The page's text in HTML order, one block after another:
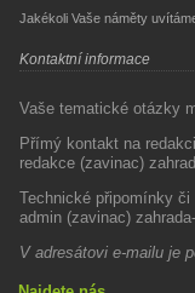
Jakékoli Vaše náměty
Kontaktní informace
Vaše tematické otázky
Přímý kontakt na
redakce (zavinac)
Technické připomínky
admin (zavinac)
V adresátovi e-mailu je